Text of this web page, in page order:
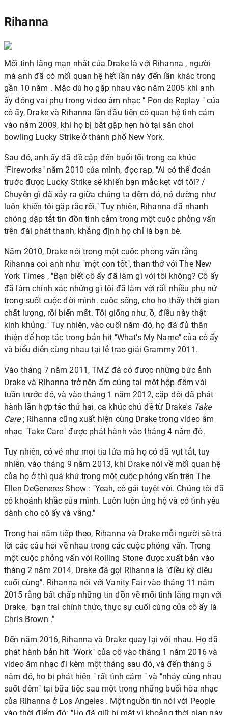
Rihanna
Mối tình lãng mạn nhất của Drake là với Rihanna , người
mà anh đã có mối quan hệ hết lần này đến lần khác trong
gần 10 năm . Mặc dù họ gặp nhau vào năm 2005 khi anh
ấy đóng vai phụ trong video âm nhạc " Pon de Replay " của
cô ấy, Drake và Rihanna lần đầu tiên có quan hệ tình cảm
vào năm 2009, khi họ bị bắt gặp hẹn hò tại sân chơi
bowling Lucky Strike ở thành phố New York.
Sau đó, anh ấy đã đề cập đến buổi tối trong ca khúc
"Fireworks" năm 2010 của mình, đọc rap, "Ai có thể đoán
trước được Lucky Strike sẽ khiến bạn mắc kẹt với tôi? /
Chuyện gì đã xảy ra giữa chúng ta đêm đó, nó dường như
luôn khiến tôi gặp rắc rối." Tuy nhiên, Rihanna đã nhanh
chóng dập tắt tin đồn tình cảm trong một cuộc phỏng vấn
trên đài phát thanh, khẳng định họ chỉ là bạn bè.
Năm 2010, Drake nói trong một cuộc phỏng vấn rằng
Rihanna coi anh như "một con tốt", than thở với The New
York Times , "Bạn biết cô ấy đã làm gì với tôi không? Cô ấy
đã làm chính xác những gì tôi đã làm với rất nhiều phụ nữ
trong suốt cuộc đời mình. cuộc sống, cho họ thấy thời gian
chất lượng, rồi biến mất. Tôi giống như, ồ, điều này thật
kinh khủng." Tuy nhiên, vào cuối năm đó, họ đã đủ thân
thiện để hợp tác trong bản hit "What's My Name" của cô ấy
và biểu diễn cùng nhau tại lễ trao giải Grammy 2011.
Vào tháng 7 năm 2011, TMZ đã có được những bức ảnh
Drake và Rihanna trở nên ấm cúng tại một hộp đêm vài
tuần trước đó, và vào tháng 1 năm 2012, cặp đôi đã phát
hành lần hợp tác thứ hai, ca khúc chủ đề từ Drake's Take
Care; Rihanna cũng xuất hiện cùng Drake trong video âm
nhạc "Take Care" được phát hành vào tháng 4 năm đó.
Tuy nhiên, có vẻ như mọi tia lửa mà họ có đã vụt tắt, tuy
nhiên, vào tháng 9 năm 2013, khi Drake nói về mối quan hệ
của họ ở thì quá khứ trong một cuộc phỏng vấn trên The
Ellen DeGeneres Show : "Yeah, cô gái tuyệt vời. Chúng tôi đã
có khoảnh khắc của mình. Luôn luôn ủng hộ và có tình yêu
dành cho cô ấy và vâng."
Trong hai năm tiếp theo, Rihanna và Drake mỗi người sẽ trả
lời các câu hỏi về nhau trong các cuộc phỏng vấn. Trong
một cuộc phỏng vấn với Rolling Stone được xuất bản vào
tháng 2 năm 2014, Drake đã gọi Rihanna là "điều kỳ diệu
cuối cùng". Rihanna nói với Vanity Fair vào tháng 11 năm
2015 rằng bất chấp những tin đồn về mối tình lãng mạn với
Drake, "bạn trai chính thức, thực sự cuối cùng của cô ấy là
Chris Brown ."
Đến năm 2016, Rihanna và Drake quay lại với nhau. Họ đã
phát hành bản hit "Work" của cô vào tháng 1 năm 2016 và
video âm nhạc đi kèm một tháng sau đó, và đến tháng 5
năm đó, họ bị phát hiện " rất tình cảm " và "nhảy cùng nhau
suốt đêm" tại bữa tiệc sau một trong những buổi hòa nhạc
của Rihanna ở Los Angeles . Một nguồn tin nói với People